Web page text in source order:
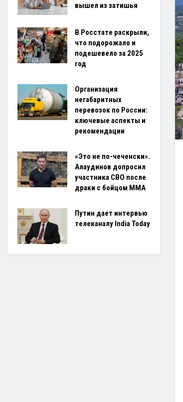
вышел из затишья
В Росстате раскрыли,
что подорожало и
подешевело за 2025
год
Организация
негабаритных
перевозок по России:
ключевые аспекты и
рекомендации
«Это не по-чеченски».
Алаудинов допросил
участника СВО после
драки с бойцом ММА
Путин дает интервью
телеканалу India Today